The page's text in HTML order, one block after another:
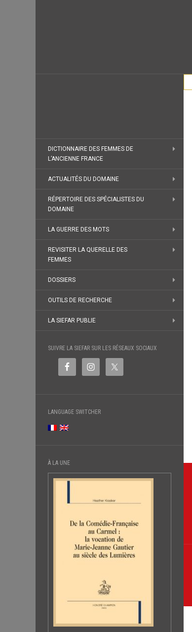
DICTIONNAIRE DES FEMMES DE
L’ANCIENNE FRANCE
ACTUALITÉS DU DOMAINE
RÉPERTOIRE DES SPÉCIALISTES DU
DOMAINE
LA GUERRE DES MOTS
REVISITER LA QUERELLE DES
FEMMES
DOSSIERS
OUTILS DE RECHERCHE
LA SIEFAR PUBLIE
SUIVRE LA SIEFAR SUR LES RÉSEAUX SOCIAUX
LANGUAGE SWITCHER
À LA UNE